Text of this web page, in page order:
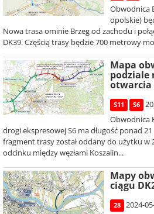
Obwodnica
opolskie)
Nowa trasa ominie Brzeg od zachodu i
DK39. Częścią trasy będzie 700 metrowy
Mapa
podziale
otwarcia
S11 S6
Obwodnica
drogi ekspresowej S6 ma długość ponad
fragment trasy został oddany do użytku w
odcinku między węzłami Koszalin...
Mapy
ciągu
28
2024-